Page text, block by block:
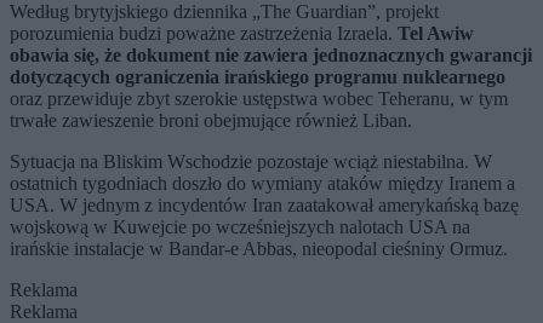
Według brytyjskiego dziennika „The Guardian”, projekt
porozumienia budzi poważne zastrzeżenia Izraela. Tel Awiw
obawia się, że dokument nie zawiera jednoznacznych gwarancji
dotyczących ograniczenia irańskiego programu nuklearnego
oraz przewiduje zbyt szerokie ustępstwa wobec Teheranu, w tym
trwałe zawieszenie broni obejmujące również Liban.
Sytuacja na Bliskim Wschodzie pozostaje wciąż niestabilna. W
ostatnich tygodniach doszło do wymiany ataków między Iranem a
USA. W jednym z incydentów Iran zaatakował amerykańską bazę
wojskową w Kuwejcie po wcześniejszych nalotach USA na
irańskie instalacje w Bandar-e Abbas, nieopodal cieśniny Ormuz.
Reklama
Reklama